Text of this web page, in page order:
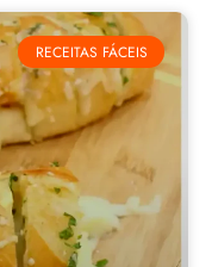
RECEITAS FÁCEIS